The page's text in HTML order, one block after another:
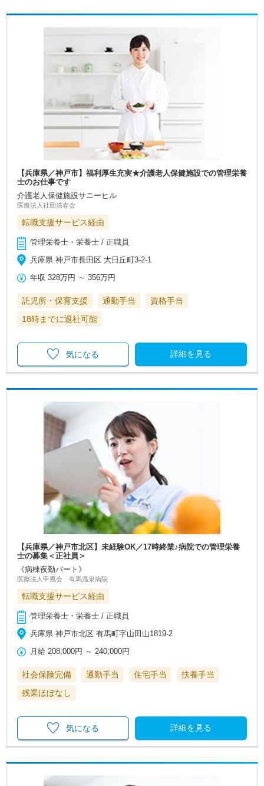
【兵庫県／神戸市】福利厚生充実★介護老人保健施設での管理栄養
士のお仕事です
介護老人保健施設サニーヒル
医療法人社団清春会
転職支援サービス経由
管理栄養士・栄養士 / 正職員
兵庫県 神戸市長田区 大日丘町3-2-1
年収 328万円 ～356万円
託児所・保育支援 通勤手当
資格手当
18時までに退社可能
詳細を見る
気になる
【兵庫県／神戸市北区】未経験OK／17時終業♪病院での管理栄養
士の募集＜正社員＞
《病棟夜勤パート》
医療法人甲風会 有馬温泉病院
転職支援サービス経由
管理栄養士・栄養士 / 正職員
兵庫県 神戸市北区 有馬町字山田山1819-2
月給 208,000円 ～ 240,000円
社会保険完備 通勤手当 住宅手当
扶養手当
残業ほぼなし
詳細を見る
気になる